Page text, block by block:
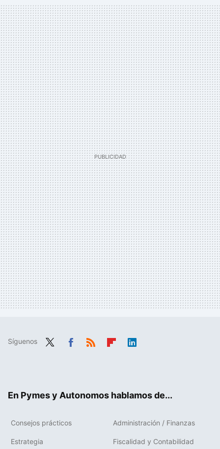
Síguenos
En Pymes y Autonomos hablamos de...
Consejos prácticos Administración / Finanzas
Estrategia Fiscalidad y Contabilidad